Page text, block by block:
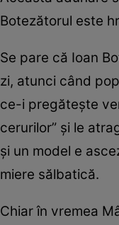
Botezătorul este
Se pare că Ioan
zi, atunci când
ce-i pregătește
cerurilor” și le
și un model e
miere sălbatică.
Chiar în vremea